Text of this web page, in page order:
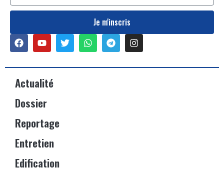
Je m'inscris
Actualité
Dossier
Reportage
Entretien
Edification